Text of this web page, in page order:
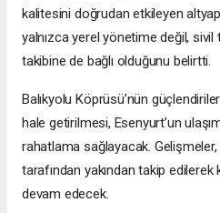
kalitesini doğrudan etkileyen
yalnızca yerel yönetime değil, sivil
takibine de bağlı olduğunu belirtti.
Balıkyolu Köprüsü’nün
hale getirilmesi, Esenyurt’un
rahatlama sağlayacak.
tarafından yakından takip
devam edecek.